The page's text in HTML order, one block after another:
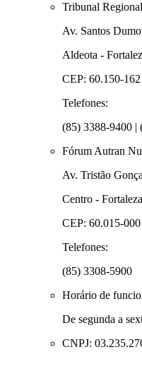
Tribunal
Av. Santos
Aldeota -
CEP: 60.150-162
Telefones:
(85) 3388-9400 |
Fórum Autran
Av. Tristão
Centro -
CEP: 60.015-000
Telefones:
(85) 3308-5900
Horário de
De segunda a
CNPJ: